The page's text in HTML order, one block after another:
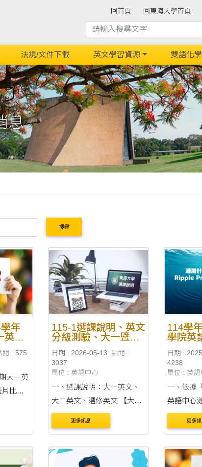
回首頁 回東海大學首頁
法規/文件下載 英文學習資源 雙語化
息
搜尋
學年
英文
單
閱 : 575
大一英
片比
115-1選課說明、英文
分級測驗、大一暨大
日期 : 2026-05-13
點閱 :
3037
單位 : 英語中心
一、選課說明：大一英文、
大二英文、選修英文 【大一
英文】 ■ 簡介：（連結）
■ 管道：限人工加選 ■ 時
（日）上午 8:00 至 16 日
更多訊息
114學
學院英
日期 :
4238
單位 : 英語
一、依據
英語中心
置與管理辦
申領資格： 本校具正式
於 114 學
更多訊